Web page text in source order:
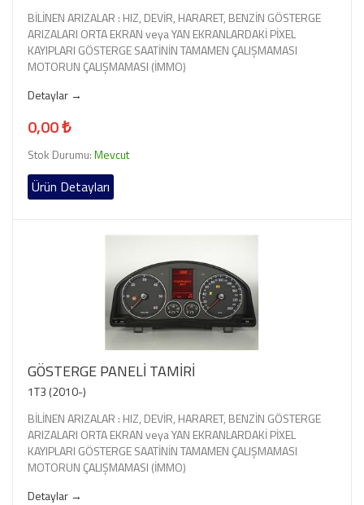
BİLİNEN ARIZALAR : HIZ, DEVİR, HARARET, BENZİN GÖSTERGE
ARIZALARI ORTA EKRAN veya YAN EKRANLARDAKİ PİXEL
KAYIPLARI GÖSTERGE SAATİNİN TAMAMEN ÇALIŞMAMASI
MOTORUN ÇALIŞMAMASI (İMMO)
Detaylar →
0,00 ₺
Stok Durumu:Mevcut
Ürün Detayları
GÖSTERGE PANELİ TAMİRİ
1T3 (2010-)
BİLİNEN ARIZALAR : HIZ, DEVİR, HARARET, BENZİN GÖSTERGE
ARIZALARI ORTA EKRAN veya YAN EKRANLARDAKİ PİXEL
KAYIPLARI GÖSTERGE SAATİNİN TAMAMEN ÇALIŞMAMASI
MOTORUN ÇALIŞMAMASI (İMMO)
Detaylar →